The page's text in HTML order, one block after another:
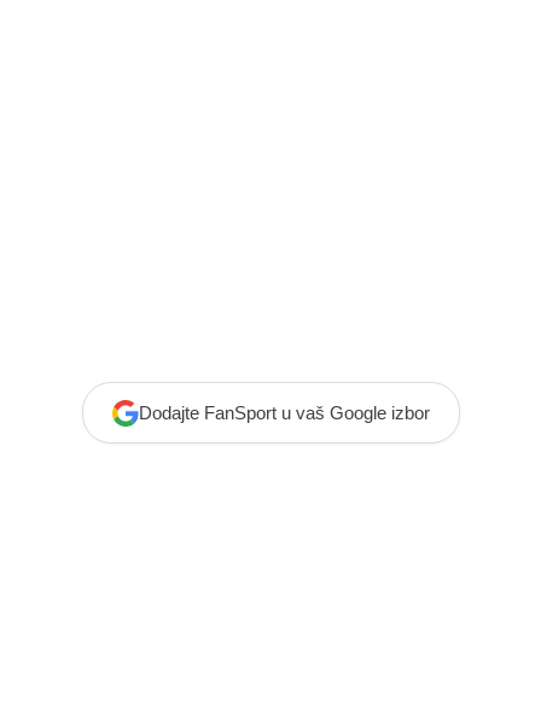
Dodajte FanSport u vaš Google izbor